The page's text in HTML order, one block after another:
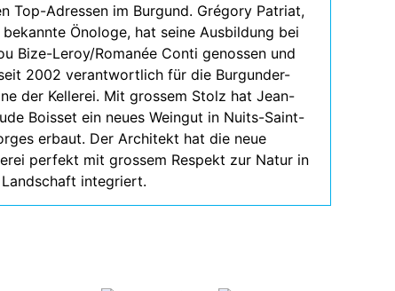
Top-Adressen im Burgund. Grégory Patriat,
Önologe, hat seine Ausbildung bei
Bize-Leroy/Romanée Conti genos­sen und
2002 ver­ant­wort­lich für die Burgunder-
der Kellerei. Mit gros­sem Stolz hat Jean-
Boisset ein neues Weingut in Nuits-Saint-
erbaut. Der Architekt hat die neue
per­fekt mit gros­sem Respekt zur Natur in
integriert.